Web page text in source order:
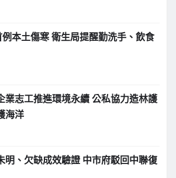
本土傷寒 衛生局提醒勤洗手、飲食
業志工推進環境永續 公私協力造林護
海洋
明、欠缺成效驗證 中市府駁回中聯復